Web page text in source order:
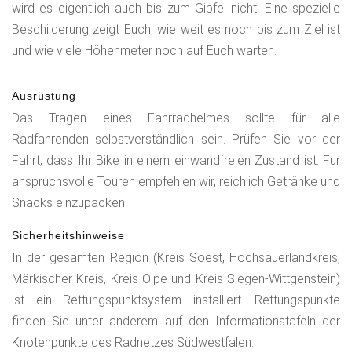
wird es eigentlich auch bis zum Gipfel nicht. Eine spezielle
Beschilderung zeigt Euch, wie weit es noch bis zum Ziel ist
und wie viele Höhenmeter noch auf Euch warten.
Ausrüstung
Das Tragen eines Fahrradhelmes sollte für alle
Radfahrenden selbstverständlich sein. Prüfen Sie vor der
Fahrt, dass Ihr Bike in einem einwandfreien Zustand ist. Für
anspruchsvolle Touren empfehlen wir, reichlich Getränke und
Snacks einzupacken.
Sicherheitshinweise
In der gesamten Region (Kreis Soest, Hochsauerlandkreis,
Märkischer Kreis, Kreis Olpe und Kreis Siegen-Wittgenstein)
ist ein Rettungspunktsystem installiert. Rettungspunkte
finden Sie unter anderem auf den Informationstafeln der
Knotenpunkte des Radnetzes Südwestfalen.